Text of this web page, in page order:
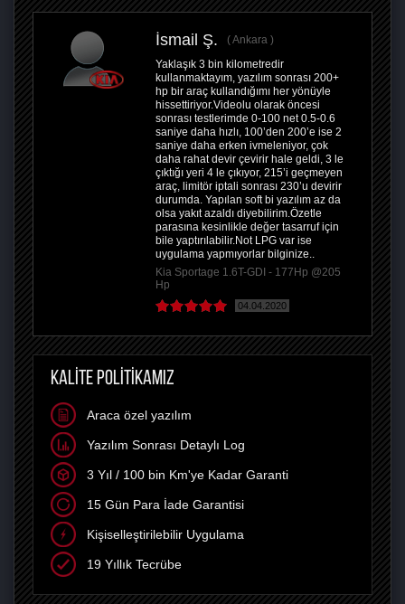
İsmail Ş.
Ankara
Yaklaşık 3 bin kilometredir
kullanmaktayım, yazılım sonrası 200+
hp bir araç kullandığımı her yönüyle
hissettiriyor.Videolu olarak öncesi
sonrası testlerimde 0-100 net 0.5-0.6
saniye daha hızlı, 100’den 200’e ise 2
saniye daha erken ivmeleniyor, çok
daha rahat devir çevirir hale geldi, 3 le
çıktığı yeri 4 le çıkıyor, 215’i geçmeyen
araç, limitör iptali sonrası 230’u devirir
durumda. Yapılan soft bi yazılım az da
olsa yakıt azaldı diyebilirim.Özetle
parasına kesinlikle değer tasarruf için
bile yaptırılabilir.Not LPG var ise
uygulama yapmıyorlar bilginize..
Kia Sportage 1.6T-GDI - 177Hp @205
Hp
04.04.2020
KALİTE POLİTİKAMIZ
Araca özel yazılım
Yazılım Sonrası Detaylı Log
3 Yıl / 100 bin Km'ye Kadar Garanti
15 Gün Para İade Garantisi
Kişiselleştirilebilir Uygulama
19 Yıllık Tecrübe